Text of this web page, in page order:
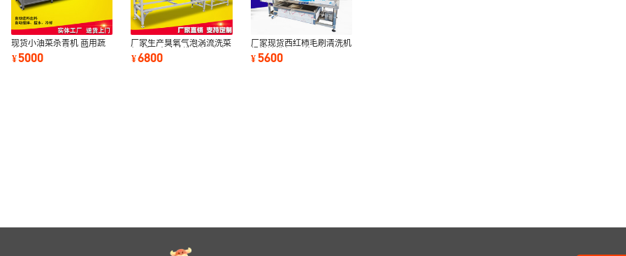
现货小油菜杀青机 商用蔬
菜加工土豆预煮机 厨房西
蓝花漂烫设备
¥5000
厂家生产臭氧气泡涡流洗菜
机 循环水冲浪洗菜机 全自
动蔬果清洗机
¥6800
厂家现货西红柿毛刷清洗机
杨桃清洗机 果蔬平行喷淋
清洗机
¥5600